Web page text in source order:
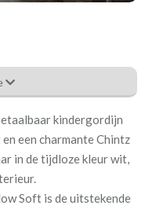
Blackout
kindergordijn
een charmante Chintz
in de tijdloze kleur wit,
Soft is de uitstekende